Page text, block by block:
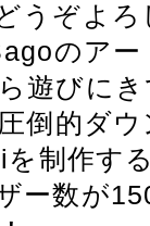
うぞよ
のア
遊びに
倒的ダ
制作す
ー数が